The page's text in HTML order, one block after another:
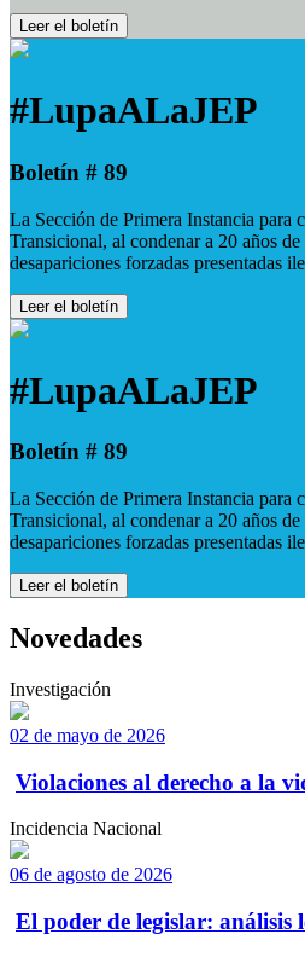
Leer el boletín
#LupaALaJEP
Boletín # 89
La Sección de Primera Instancia para
Transicional, al condenar a 20 años
desapariciones forzadas presentadas
Leer el boletín
#LupaALaJEP
Boletín # 89
La Sección de Primera Instancia para
Transicional, al condenar a 20 años
desapariciones forzadas presentadas
Leer el boletín
Novedades
Investigación
02 de mayo de 2026
Violaciones al derecho a la
Incidencia Nacional
06 de agosto de 2026
El poder de legislar: análisis